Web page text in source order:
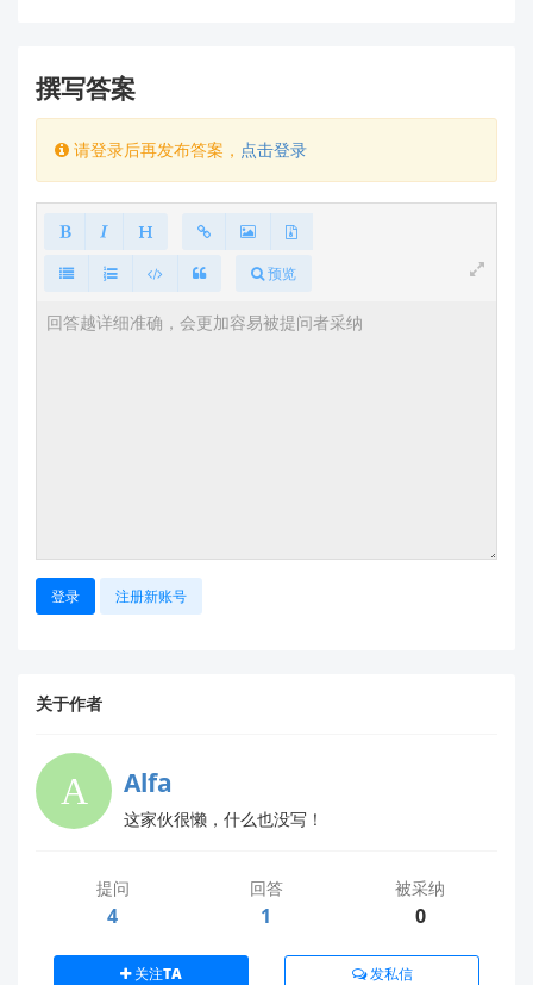
撰写答案
请登录后再发布答案， 点击登录
预览
登录 注册新账号
关于作者
Alfa
这家伙很懒，什么也没写！
提问
4
回答
1
被采纳
0
关注TA 发私信